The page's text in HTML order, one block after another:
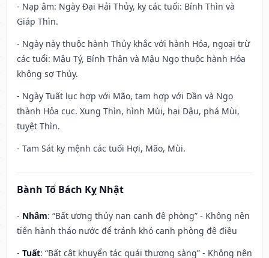
- Nạp âm: Ngày Đại Hải Thủy, kỵ các tuổi: Bính Thìn và
Giáp Thìn.
- Ngày này thuộc hành Thủy khắc với hành Hỏa, ngoại trừ
các tuổi: Mậu Tý, Bính Thân và Mậu Ngọ thuộc hành Hỏa
không sợ Thủy.
- Ngày Tuất lục hợp với Mão, tam hợp với Dần và Ngọ
thành Hỏa cục. Xung Thìn, hình Mùi, hại Dậu, phá Mùi,
tuyệt Thìn.
- Tam Sát kỵ mệnh các tuổi Hợi, Mão, Mùi.
Bành Tổ Bách Kỵ Nhật
- Nhâm: “Bất ương thủy nan canh đê phòng” - Không nên
tiến hành tháo nước để tránh khó canh phòng đê điều
- Tuất: “Bất cật khuyển tác quái thượng sàng” - Không nên